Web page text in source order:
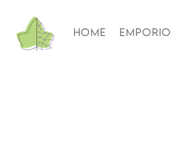
HOME EMPORIO